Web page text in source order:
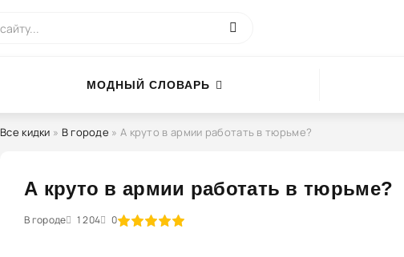
МОДНЫЙ СЛОВАРЬ
Все кидки » В городе » А круто в армии работать в тюрьме?
А круто в армии работать в тюрьме?
В городе 1 204 0
1 2 3 4 5